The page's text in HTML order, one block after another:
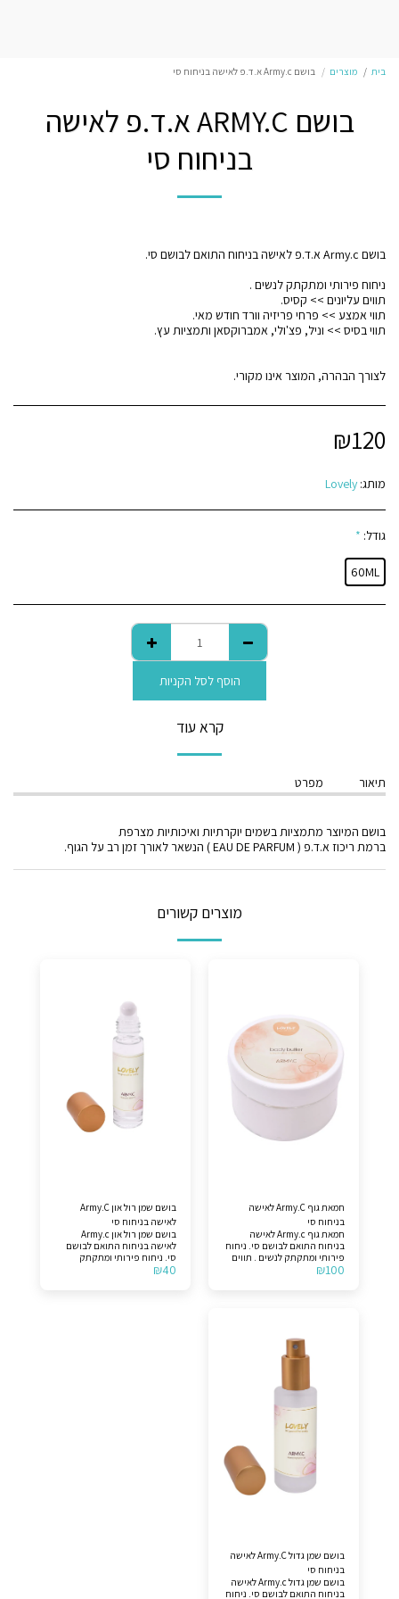
בית מוצרים בושם Army.c א.ד.פ לאישה בניחוח סי
בושם ARMY.C א.ד.פ לאישה
בניחוח סי
לצורך הבהרה, המוצר אינו מקורי.
₪120
מותג: Lovely
גודל: *
60ML
הוסף לסל הקניות
קרא עוד
תיאור מפרט
בושם המיוצר מתמציות בשמים יוקרתיות ואיכותיות מצרפת
ברמת ריכוז א.ד.פ ( EAU DE PARFUM ) הנשאר לאורך זמן רב על הגוף.
מוצרים קשורים
חמאת גוף Army.C לאישה
בניחוח סי
חמאת גוף Army.c לאישה
בניחוח התואם לבושם סי. ניחוח
פירותי ומתקתק לנשים . תווים
₪100
בושם שמן רול און Army.C
לאישה בניחוח סי
בושם שמן רול און Army.c
לאישה בניחוח התואם לבושם
סי. ניחוח פירותי ומתקתק
לנשים . תווים עליונים >> קסיס.
₪40
בושם שמן גדול Army.C לאישה
בניחוח סי
בושם שמן גדול Army.c לאישה
בניחוח התואם לבושם סי. ניחוח